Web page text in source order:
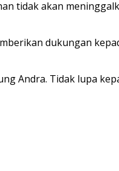
tidak akan
dukungan
Andra. Tidak lupa